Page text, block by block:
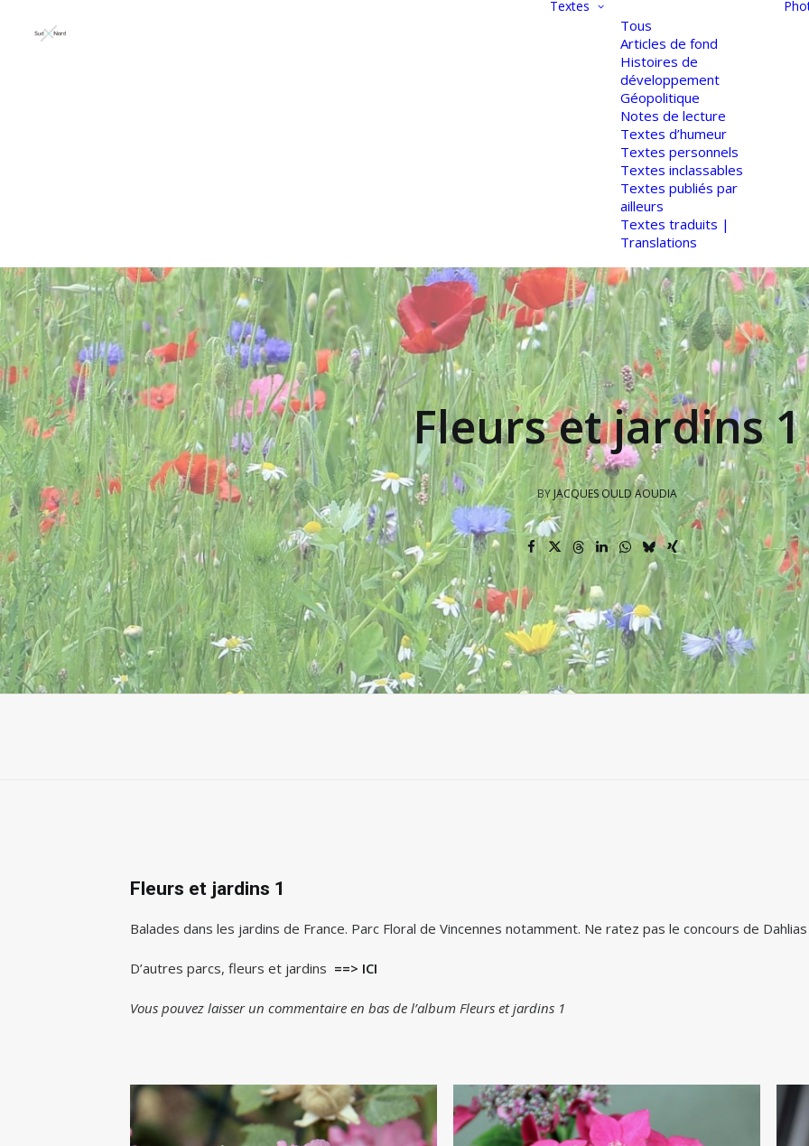
Textes
Tous
Articles de fond
Histoires de
développement
Géopolitique
Notes de lecture
Textes d’humeur
Textes personnels
Textes inclassables
Textes publiés par
ailleurs
Textes traduits |
Translations
Fleurs et jardins 1
BY JACQUES OULD AOUDIA
Fleurs et jardins 1
Balades dans les jardins de France. Parc Floral de Vincennes notamment. Ne ratez pas le concours de Dahlias
D’autres parcs, fleurs et jardins ==> ICI
Vous pouvez laisser un commentaire en bas de l’album Fleurs et jardins 1